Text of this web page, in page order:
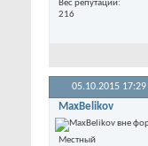
Вес репутации
216
05.10.2015 17:29
MaxBelikov
Местный